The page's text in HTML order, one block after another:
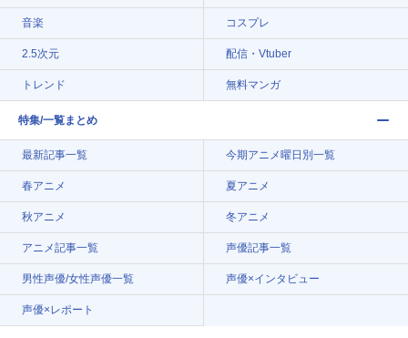
音楽 コスプレ
2.5次元 配信・Vtuber
トレンド 無料マンガ
特集/一覧まとめ
最新記事一覧 今期アニメ曜日別一覧
春アニメ 夏アニメ
秋アニメ 冬アニメ
アニメ記事一覧 声優記事一覧
男性声優/女性声優一覧 声優×インタビュー
声優×レポート